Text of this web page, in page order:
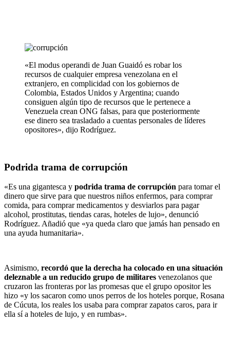
«El modus operandi de Juan Guaidó es robar los
recursos de cualquier empresa venezolana en el
extranjero, en complicidad con los gobiernos de
Colombia, Estados Unidos y Argentina; cuando
consiguen algún tipo de recursos que le pertenece a
Venezuela crean ONG falsas, para que posteriormente
ese dinero sea trasladado a cuentas personales de líderes
opositores», dijo Rodríguez.
Podrida trama de corrupción
«Es una gigantesca y podrida trama de corrupción para tomar el
dinero que sirve para que nuestros niños enfermos, para comprar
comida, para comprar medicamentos y desviarlos para pagar
alcohol, prostitutas, tiendas caras, hoteles de lujo», denunció
Rodríguez. Añadió que «ya queda claro que jamás han pensado en
una ayuda humanitaria».
Asimismo, recordó que la derecha ha colocado en una situación
deleznable a un reducido grupo de militares venezolanos que
cruzaron las fronteras por las promesas que el grupo opositor les
hizo «y los sacaron como unos perros de los hoteles porque, Rosana
de Cúcuta, los reales los usaba para comprar zapatos caros, para ir
ella sí a hoteles de lujo, y en rumbas».